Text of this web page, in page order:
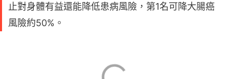
止對身體有益還能降低患病風險，第1名可降大腸癌
風險約50%。